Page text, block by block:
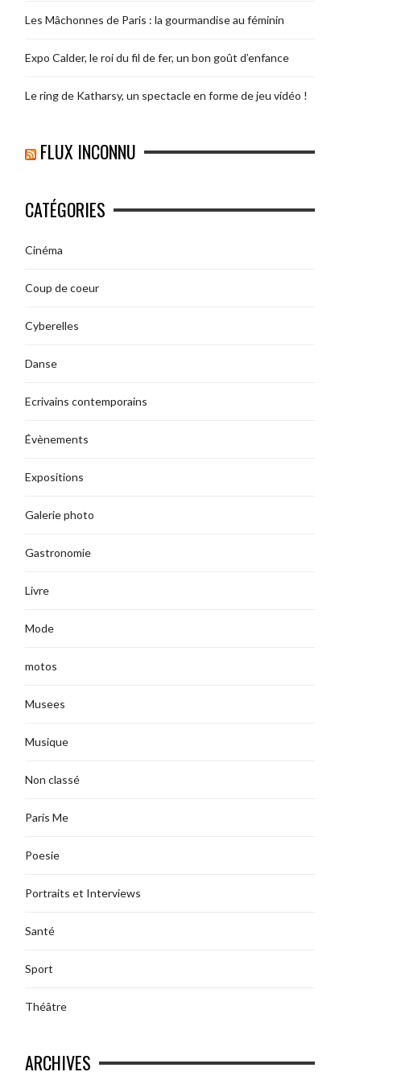
Les Mâchonnes de Paris : la gourmandise au féminin
Expo Calder, le roi du fil de fer, un bon goût d’enfance
Le ring de Katharsy, un spectacle en forme de jeu vidéo !
FLUX INCONNU
CATÉGORIES
Cinéma
Coup de coeur
Cyberelles
Danse
Ecrivains contemporains
Évènements
Expositions
Galerie photo
Gastronomie
Livre
Mode
motos
Musees
Musique
Non classé
Paris Me
Poesie
Portraits et Interviews
Santé
Sport
Théâtre
ARCHIVES